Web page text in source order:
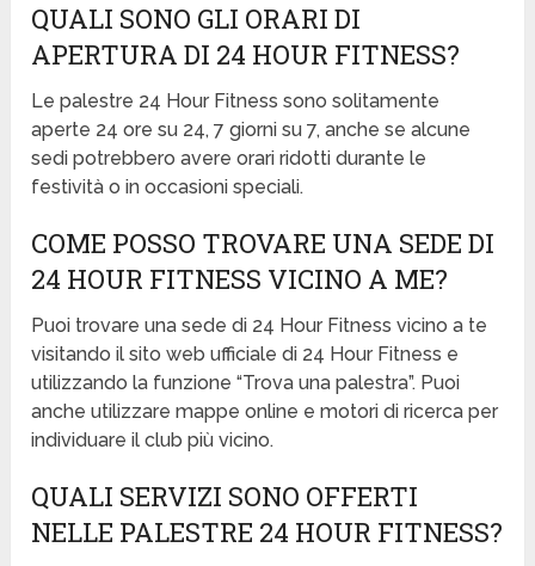
QUALI SONO GLI ORARI DI
APERTURA DI 24 HOUR FITNESS?
Le palestre 24 Hour Fitness sono solitamente
aperte 24 ore su 24, 7 giorni su 7, anche se alcune
sedi potrebbero avere orari ridotti durante le
festività o in occasioni speciali.
COME POSSO TROVARE UNA SEDE DI
24 HOUR FITNESS VICINO A ME?
Puoi trovare una sede di 24 Hour Fitness vicino a te
visitando il sito web ufficiale di 24 Hour Fitness e
utilizzando la funzione “Trova una palestra”. Puoi
anche utilizzare mappe online e motori di ricerca per
individuare il club più vicino.
QUALI SERVIZI SONO OFFERTI
NELLE PALESTRE 24 HOUR FITNESS?